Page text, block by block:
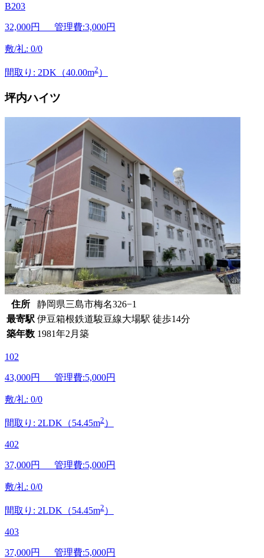
B203
32,000円 管理費:3,000円
敷/礼: 0/0
間取り: 2DK（40.00m2 ）
坪内ハイツ
住所
静岡県三島市梅名326−1
最寄駅 伊豆箱根鉄道駿豆線大場駅 徒歩14分
築年数 1981年2月築
102
43,000円 管理費:5,000円
敷/礼: 0/0
間取り: 2LDK（54.45m2 ）
402
37,000円 管理費:5,000円
敷/礼: 0/0
間取り: 2LDK（54.45m2 ）
403
37,000円 管理費:5,000円